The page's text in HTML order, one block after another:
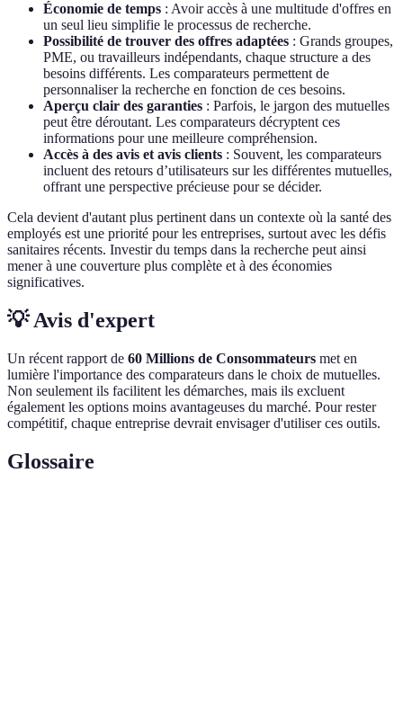
Économie de temps : Avoir accès à une multitude d'offres en
un seul lieu simplifie le processus de recherche.
Possibilité de trouver des offres adaptées : Grands groupes,
PME, ou travailleurs indépendants, chaque structure a des
besoins différents. Les comparateurs permettent de
personnaliser la recherche en fonction de ces besoins.
Aperçu clair des garanties : Parfois, le jargon des mutuelles
peut être déroutant. Les comparateurs décryptent ces
informations pour une meilleure compréhension.
Accès à des avis et avis clients : Souvent, les comparateurs
incluent des retours d’utilisateurs sur les différentes mutuelles,
offrant une perspective précieuse pour se décider.
Cela devient d'autant plus pertinent dans un contexte où la santé des
employés est une priorité pour les entreprises, surtout avec les défis
sanitaires récents. Investir du temps dans la recherche peut ainsi
mener à une couverture plus complète et à des économies
significatives.
💡 Avis d'expert
Un récent rapport de 60 Millions de Consommateurs met en
lumière l'importance des comparateurs dans le choix de mutuelles.
Non seulement ils facilitent les démarches, mais ils excluent
également les options moins avantageuses du marché. Pour rester
compétitif, chaque entreprise devrait envisager d'utiliser ces outils.
Glossaire